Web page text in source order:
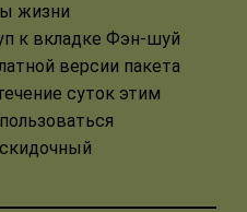
жизни
к вкладке Фэн-шуй
версии пакета
суток этим